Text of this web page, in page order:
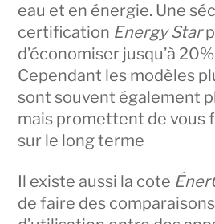
eau et en énergie. Une
certification Energy Star
d’économiser jusqu’à
Cependant les modèles
sont souvent également
mais promettent de vous
sur le long terme
Il existe aussi la cote
de faire des